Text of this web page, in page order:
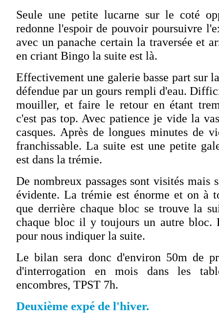
Seule une petite lucarne sur le coté
redonne l'espoir de pouvoir poursuivre
avec un panache certain la traversée et
en criant Bingo la suite est là.
Effectivement une galerie basse part sur
défendue par un gours rempli d'eau.
mouiller, et faire le retour en étant
c'est pas top. Avec patience je vide la
casques. Après de longues minutes de
franchissable. La suite est une petite
est dans la trémie.
De nombreux passages sont visités mais
évidente. La trémie est énorme et on à
que derrière chaque bloc se trouve la
chaque bloc il y toujours un autre bloc.
pour nous indiquer la suite.
Le bilan sera donc d'environ 50m de
d'interrogation en mois dans les
encombres, TPST 7h.
Deuxième expé de l'hiver.